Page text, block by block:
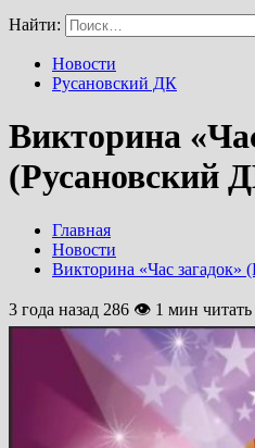
Найти:
Новости
Русановский ДК
Викторина
(Русановский
Главная
Новости
Викторина «Час загадок»
3 года назад 286 👁 1 мин читать